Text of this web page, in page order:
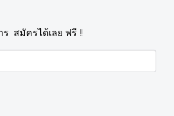
สมัครได้เลย ฟรี !!